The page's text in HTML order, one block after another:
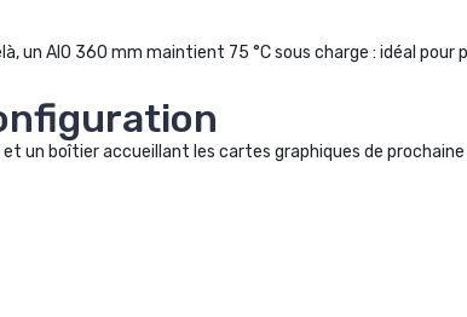
un AIO 360 mm maintient 75 °C sous charge : idéal pour
et un boîtier accueillant les cartes graphiques de